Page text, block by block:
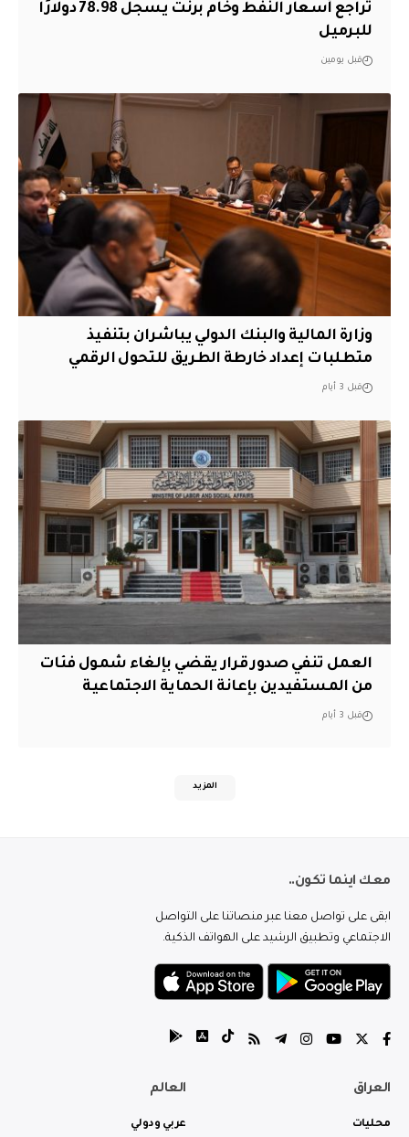
تراجع أسعار النفط وخام برنت يسجل 78.98 دولارًا
للبرميل
قبل يومين
وزارة المالية والبنك الدولي يباشران بتنفيذ
متطلبات إعداد خارطة الطريق للتحول الرقمي
قبل 3 أيام
العمل تنفي صدور قرار يقضي بإلغاء شمول فئات
من المستفيدين بإعانة الحماية الاجتماعية
قبل 3 أيام
المزيد
معك اينما تكون..
ابقى على تواصل معنا عبر منصاتنا على التواصل
الاجتماعي وتطبيق الرشيد على الهواتف الذكية.
العراق
محليات
العالم
عربي ودولي